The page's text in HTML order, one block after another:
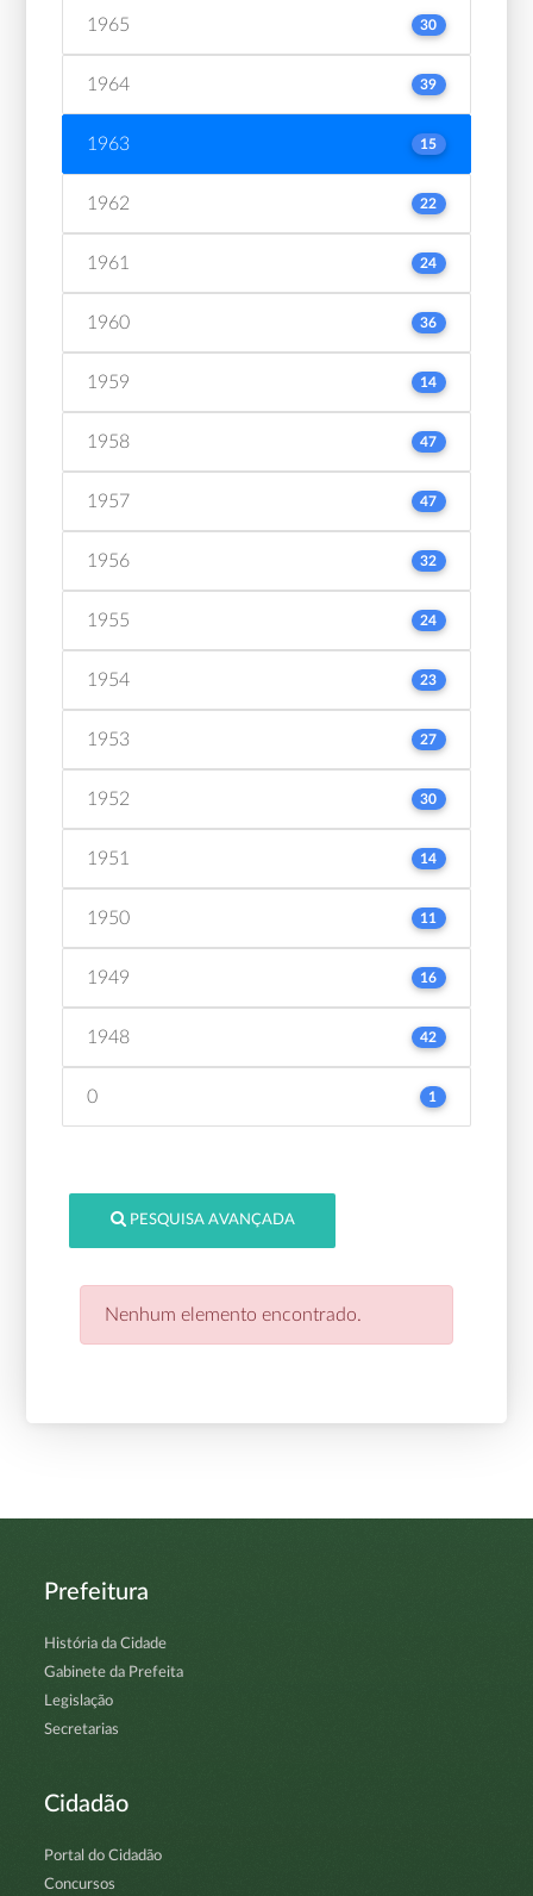
1965 30
1964 39
1963 15
1962 22
1961 24
1960 36
1959 14
1958 47
1957 47
1956 32
1955 24
1954 23
1953 27
1952 30
1951 14
1950 11
1949 16
1948 42
0 1
PESQUISA AVANÇADA
Nenhum elemento encontrado.
Prefeitura
História da Cidade
Gabinete da Prefeita
Legislação
Secretarias
Cidadão
Portal do Cidadão
Concursos